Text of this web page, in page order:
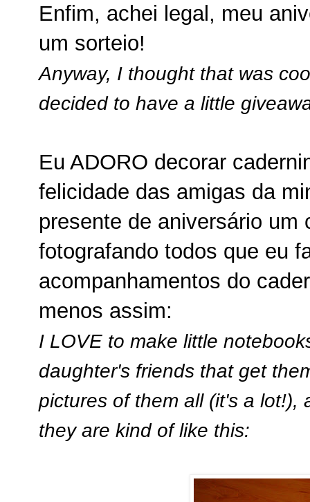
Enfim, achei legal, meu
um sorteio!
Anyway, I thought that was
decided to have a little
Eu ADORO decorar
felicidade das amigas da
presente de aniversário um
fotografando todos que eu
acompanhamentos do
menos assim:
I LOVE to make little
daughter's friends that get
pictures of them all (it's a lot!),
they are kind of like this: